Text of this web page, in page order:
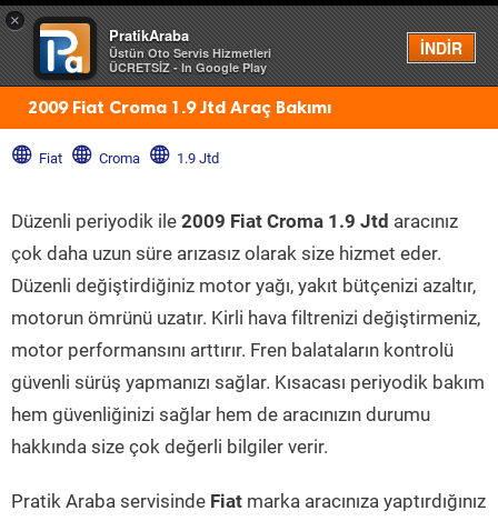
×
PratikAraba
Üstün Oto Servis Hizmetleri
ÜCRETSİZ - In Google Play
İNDİR
Menü
2009 Fiat Croma 1.9 Jtd Araç Bakımı
Fiat Croma 1.9 Jtd
Düzenli periyodik ile 2009 Fiat Croma 1.9 Jtd aracınız
çok daha uzun süre arızasız olarak size hizmet eder.
Düzenli değiştirdiğiniz motor yağı, yakıt bütçenizi azaltır,
motorun ömrünü uzatır. Kirli hava filtrenizi değiştirmeniz,
motor performansını arttırır. Fren balataların kontrolü
güvenli sürüş yapmanızı sağlar. Kısacası periyodik bakım
hem güvenliğinizi sağlar hem de aracınızın durumu
hakkında size çok değerli bilgiler verir.
Pratik Araba servisinde Fiat marka aracınıza yaptırdığınız